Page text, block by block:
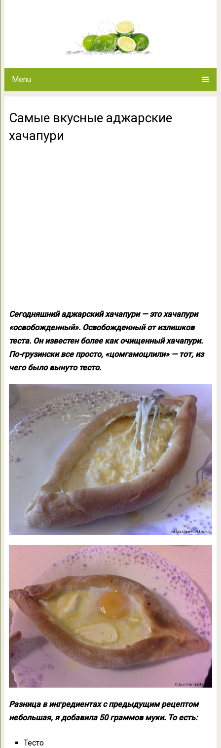
Menu
Самые вкусные аджарские
хачапури
Сегодняшний аджарский хачапури — это хачапури
«освобожденный». Освобожденный от излишков
теста. Он известен более как очищенный хачапури.
По-грузински все просто, «цомгамоцлили» — тот, из
чего было вынуто тесто.
Разница в ингредиентах с предыдущим рецептом
небольшая, я добавила 50 граммов муки. То есть:
Тесто